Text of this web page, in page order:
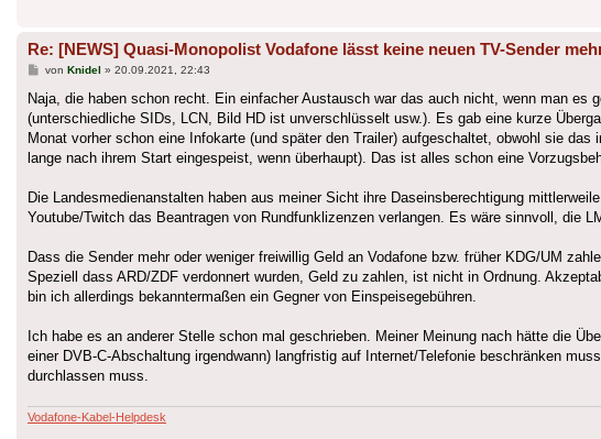
Re: [NEWS] Quasi-Monopolist Vodafone lässt keine neuen TV-Sender
Beitrag
von Knidel » 20.09.2021, 22:43
Naja, die haben schon recht. Ein einfacher Austausch war das auch nicht, wenn man
(unterschiedliche SIDs, LCN, Bild HD ist unverschlüsselt usw.). Es gab eine kurze
Monat vorher schon eine Infokarte (und später den Trailer) aufgeschaltet, obwohl sie
lange nach ihrem Start eingespeist, wenn überhaupt). Das ist alles schon eine
Die Landesmedienanstalten haben aus meiner Sicht ihre Daseinsberechtigung
Youtube/Twitch das Beantragen von Rundfunklizenzen verlangen. Es wäre sinnvoll, die
Dass die Sender mehr oder weniger freiwillig Geld an Vodafone bzw. früher KDG/UM
Speziell dass ARD/ZDF verdonnert wurden, Geld zu zahlen, ist nicht in Ordnung.
bin ich allerdings bekanntermaßen ein Gegner von Einspeisegebühren.
Ich habe es an anderer Stelle schon mal geschrieben. Meiner Meinung nach hätte die
einer DVB-C-Abschaltung irgendwann) langfristig auf Internet/Telefonie beschränken
durchlassen muss.
Vodafone-Kabel-Helpdesk